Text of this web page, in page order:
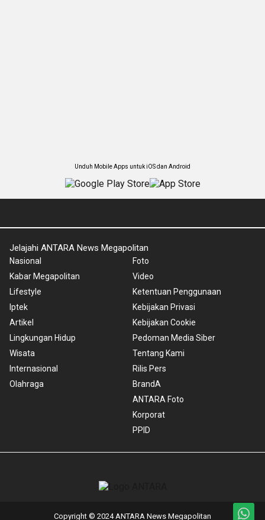
Unduh Mobile Apps untuk iOS dan Android
Jelajahi ANTARA News Megapolitan
Nasional
Kabar Megapolitan
Lifestyle
Iptek
Artikel
Lingkungan Hidup
Wisata
Internasional
Olahraga
Foto
Video
Ketentuan Penggunaan
Kebijakan Privasi
Kebijakan Cookie
Pedoman Media Siber
Tentang Kami
Rilis Pers
BrandA
ANTARA Foto
Korporat
PPID
Copyright © 2024 ANTARA News Megapolitan